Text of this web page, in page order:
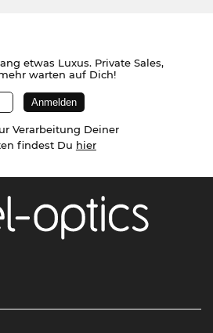
etwas Luxus. Private Sales,
warten auf Dich!
Verarbeitung Deiner
findest Du hier